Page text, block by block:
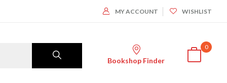
MY ACCOUNT WISHLIST
Bookshop Finder
0